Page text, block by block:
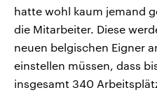
hatte wohl kaum jemand
die Mitarbeiter. Diese
neuen belgischen Eigner
einstellen müssen, dass
insgesamt 340